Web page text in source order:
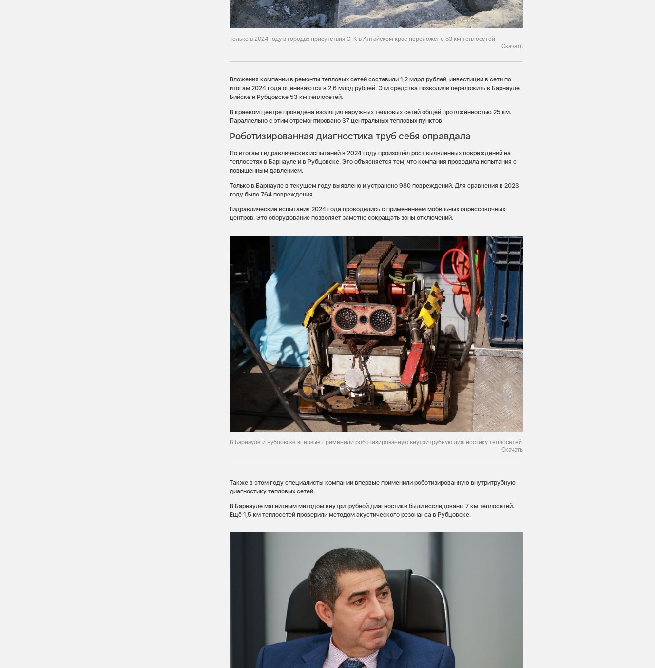
Только в 2024 году в городах присутствия СГК в Алтайском крае переложено 53 км теплосетей
Скачать
Вложения компании в ремонты тепловых сетей составили 1,2 млрд рублей, инвестиции в сети по
итогам 2024 года оцениваются в 2,6 млрд рублей. Эти средства позволили переложить в Барнауле,
Бийске и Рубцовске 53 км теплосетей.
В краевом центре проведена изоляция наружных тепловых сетей общей протяжённостью 25 км.
Параллельно с этим отремонтировано 37 центральных тепловых пунктов.
Роботизированная диагностика труб себя оправдала
По итогам гидравлических испытаний в 2024 году произошёл рост выявленных повреждений на
теплосетях в Барнауле и в Рубцовске. Это объясняется тем, что компания проводила испытания с
повышенным давлением.
Только в Барнауле в текущем году выявлено и устранено 980 повреждений. Для сравнения в 2023
году было 764 повреждения.
Гидравлические испытания 2024 года проводились с применением мобильных опрессовочных
центров. Это оборудование позволяет заметно сокращать зоны отключений.
В Барнауле и Рубцовске впервые применили роботизированную внутритрубную диагностику теплосетей
Скачать
Также в этом году специалисты компании впервые применили роботизированную внутритрубную
диагностику тепловых сетей.
В Барнауле магнитным методом внутритрубной диагностики были исследованы 7 км теплосетей.
Ещё 1,5 км теплосетей проверили методом акустического резонанса в Рубцовске.